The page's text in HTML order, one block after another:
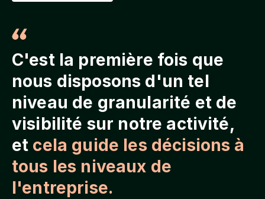
C'est la première fois que
nous disposons d'un tel
niveau de granularité et de
visibilité sur notre activité,
et cela guide les décisions à
tous les niveaux de
l'entreprise.